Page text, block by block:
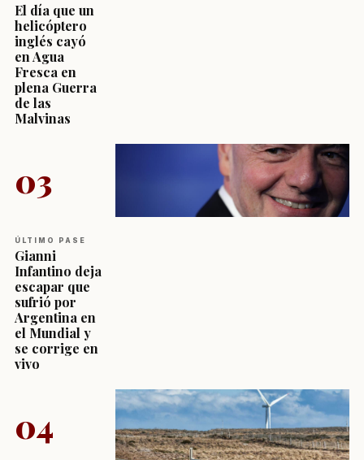
El día que un
helicóptero
inglés cayó
en Agua
Fresca en
plena Guerra
de las
Malvinas
03
ÚLTIMO PASE
Gianni
Infantino deja
escapar que
sufrió por
Argentina en
el Mundial y
se corrige en
vivo
04